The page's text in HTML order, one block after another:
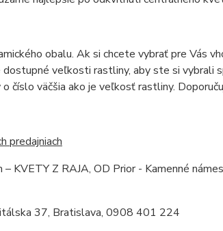
obalu. Ak si chcete vybrať pre Vás
dostupné veľkosti rastliny, aby ste si vybrali
číslo väčšia ako je veľkosť rastliny.
predajniach
KVETY Z RAJA, OD Prior - Kamenné
37, Bratislava, 0908 401 224